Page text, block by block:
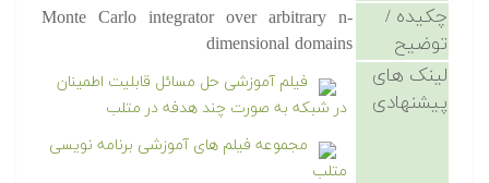
چکیده /
توضیح
Monte Carlo integrator over arbitrary n-
dimensional domains
لینک های
پیشنهادی
فیلم آموزشی حل مسائل قابلیت اطمینان
در شبکه به صورت چند هدفه در متلب
مجموعه فیلم های آموزشی برنامه نویسی
متلب